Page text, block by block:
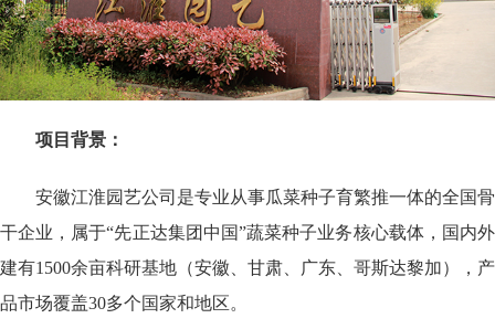
项目背景：
安徽江淮园艺公司是专业从事瓜菜种子育繁推一体的全国骨
干企业，属于“先正达集团中国”蔬菜种子业务核心载体，国内外
建有1500余亩科研基地（安徽、甘肃、广东、哥斯达黎加），产
品市场覆盖30多个国家和地区。